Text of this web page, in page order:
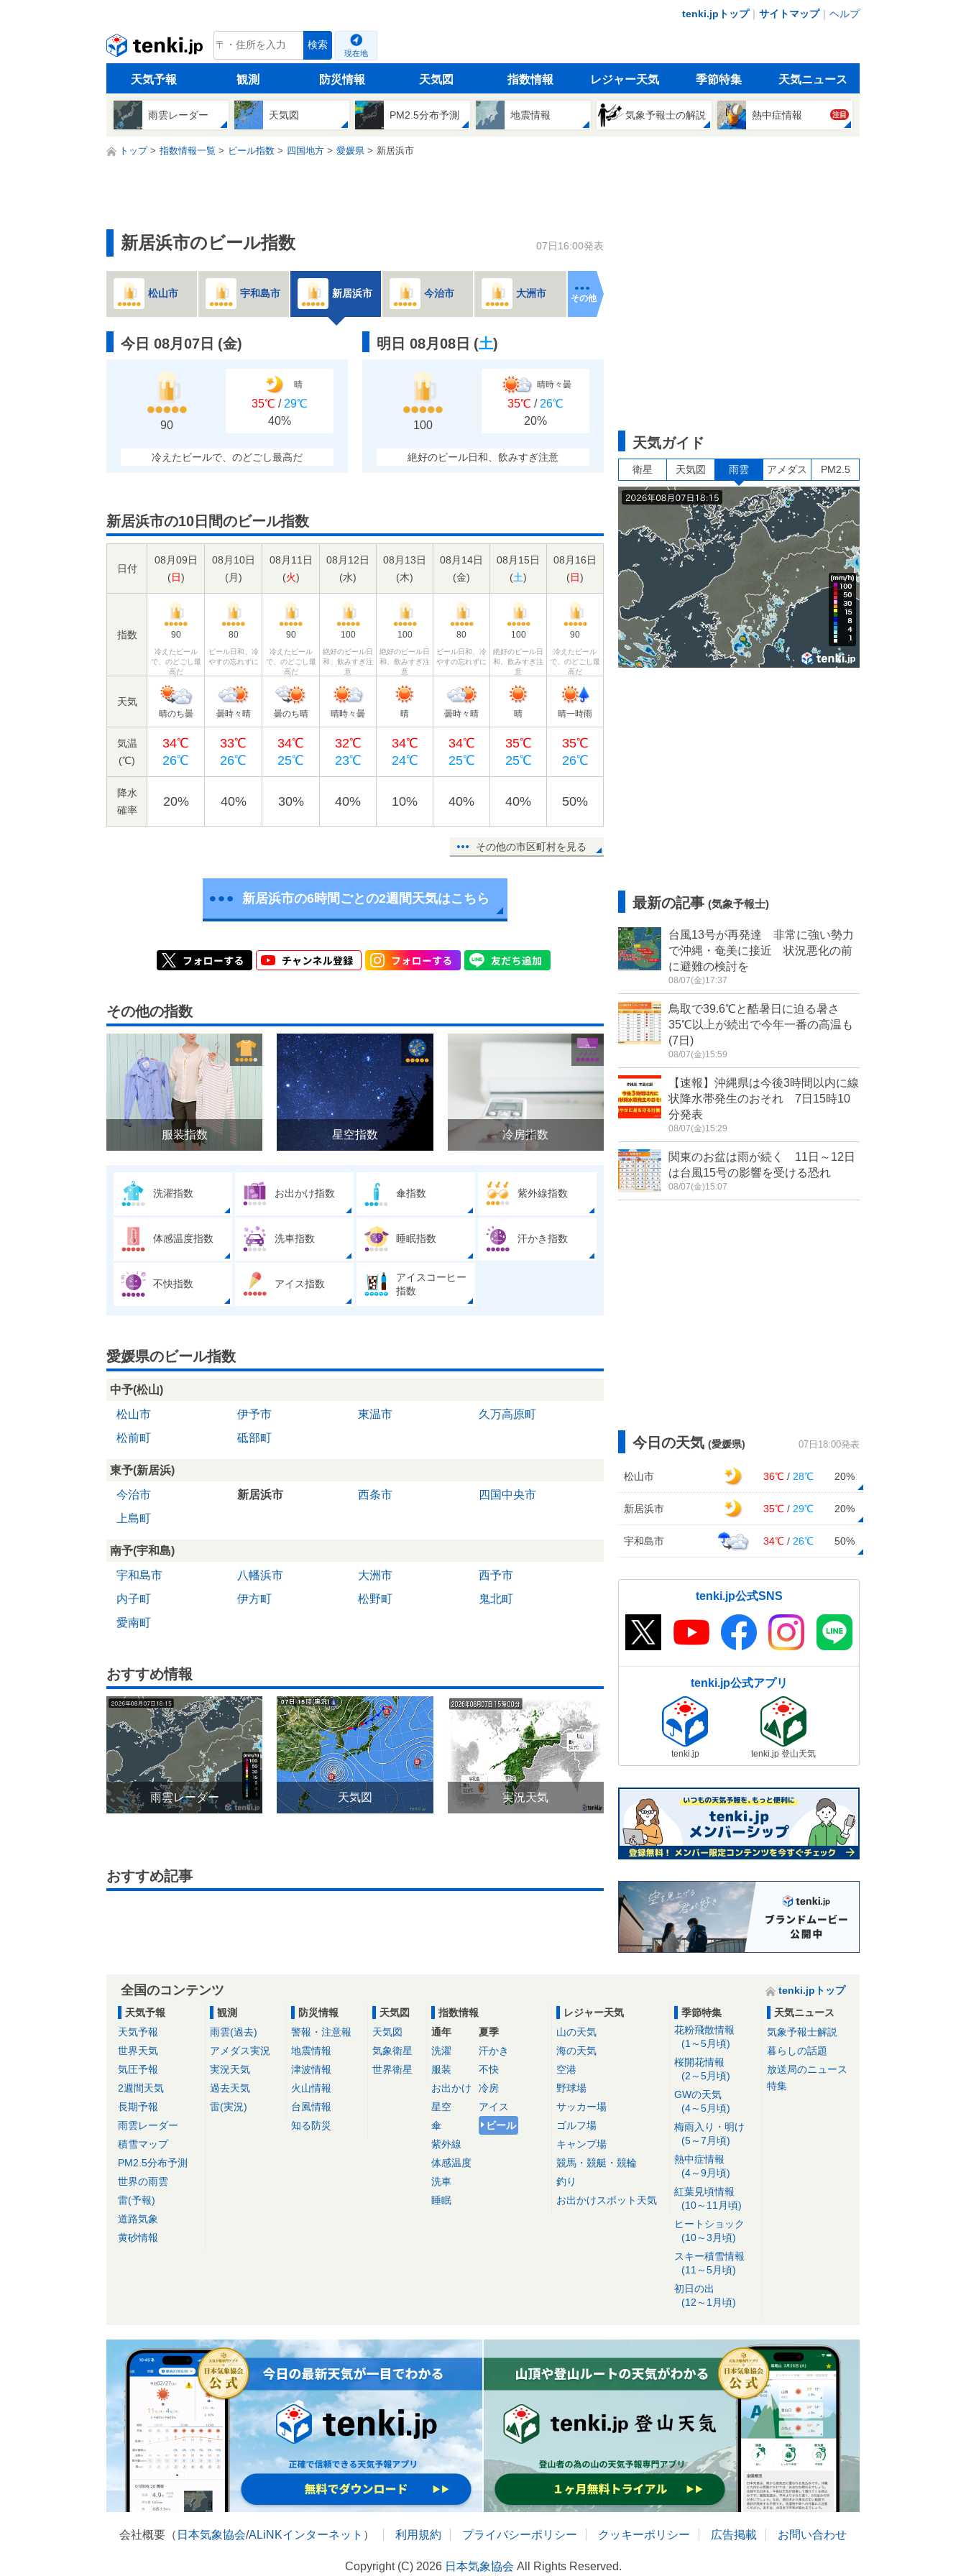
tenki.jpトップ｜ サイトマップ｜ ヘルプ
tenki.jp 検索
現在地
天気予報 観測 防災情報 天気図 指数情報 レジャー天気 季節特集 天気ニュース
雨雲レーダー 天気図 PM2.5分布予測 地震情報 気象予報士の解説 熱中症情報 注目
トップ 指数情報一覧 ビール指数 四国地方 愛媛県 新居浜市
新居浜市のビール指数 07日16:00発表
松山市 宇和島市 新居浜市 今治市 大洲市 その他
今日 08月07日 (金)
90
晴
35℃ / 29℃
40%
冷えたビールで、のどごし最高だ
明日 08月08日 (土)
100
晴時々曇
35℃ / 26℃
20%
絶好のビール日和、飲みすぎ注意
新居浜市の10日間のビール指数
日付
08月09日
(日)
08月10日
(月)
08月11日
(火)
08月12日
(水)
08月13日
(木)
08月14日
(金)
08月15日
(土)
08月16日
(日)
指数 90
冷えたビール
で、のどごし最
高だ
80
ビール日和、冷
やすの忘れずに
90
冷えたビール
で、のどごし最
高だ
100
絶好のビール日
和、飲みすぎ注
意
100
絶好のビール日
和、飲みすぎ注
意
80
ビール日和、冷
やすの忘れずに
100
絶好のビール日
和、飲みすぎ注
意
90
冷えたビール
で、のどごし最
高だ
天気
晴のち曇 曇時々晴 曇のち晴 晴時々曇 晴 曇時々晴 晴 晴一時雨
気温
(℃)
34℃
26℃
33℃
26℃
34℃
25℃
32℃
23℃
34℃
24℃
34℃
25℃
35℃
25℃
35℃
26℃
降水
確率
20% 40% 30% 40% 10% 40% 40% 50%
その他の市区町村を見る
新居浜市の6時間ごとの2週間天気はこちら
その他の指数
服装指数 星空指数 冷房指数
洗濯指数 お出かけ指数 傘指数 紫外線指数
体感温度指数 洗車指数 睡眠指数 汗かき指数
不快指数 アイス指数
アイスコーヒー
指数
愛媛県のビール指数
中予(松山)
松山市
伊予市 東温市
久万高原町
松前町
砥部町
東予(新居浜)
今治市
新居浜市 西条市
四国中央市
上島町
南予(宇和島)
宇和島市
八幡浜市 大洲市
西予市
内子町
伊方町 松野町
鬼北町
愛南町
おすすめ情報
雨雲レーダー 天気図 実況天気
おすすめ記事
天気ガイド
衛星 天気図 雨雲 アメダス PM2.5
最新の記事 (気象予報士)
台風13号が再発達 非常に強い勢力
で沖縄・奄美に接近 状況悪化の前
に避難の検討を
08/07(金)17:37
鳥取で39.6℃と酷暑日に迫る暑さ
35℃以上が続出で今年一番の高温も
(7日)
08/07(金)15:59
【速報】沖縄県は今後3時間以内に線
状降水帯発生のおそれ 7日15時10
分発表
08/07(金)15:29
関東のお盆は雨が続く 11日～12日
は台風15号の影響を受ける恐れ
08/07(金)15:07
今日の天気 (愛媛県) 07日18:00発表
松山市 36℃ / 28℃ 20%
新居浜市 35℃ / 29℃ 20%
宇和島市 34℃ / 26℃ 50%
tenki.jp公式SNS
tenki.jp公式アプリ
tenki.jp tenki.jp 登山天気
全国のコンテンツ
tenki.jpトップ
天気予報
天気予報
世界天気
気圧予報
2週間天気
長期予報
雨雲レーダー
積雪マップ
PM2.5分布予測
世界の雨雲
雷(予報)
道路気象
黄砂情報
観測
雨雲(過去)
アメダス実況
実況天気
過去天気
雷(実況)
防災情報
警報・注意報
地震情報
津波情報
火山情報
台風情報
知る防災
天気図
天気図
気象衛星
世界衛星
指数情報
通年
洗濯
服装
お出かけ
星空
傘
紫外線
体感温度
洗車
睡眠
夏季
汗かき
不快
冷房
アイス
ビール
レジャー天気
山の天気
海の天気
空港
野球場
サッカー場
ゴルフ場
キャンプ場
競馬・競艇・競輪
釣り
お出かけスポット天気
季節特集
花粉飛散情報
(1～5月頃)
桜開花情報
(2～5月頃)
GWの天気
(4～5月頃)
梅雨入り・明け
(5～7月頃)
熱中症情報
(4～9月頃)
紅葉見頃情報
(10～11月頃)
ヒートショック
(10～3月頃)
スキー積雪情報
(11～5月頃)
初日の出
(12～1月頃)
天気ニュース
気象予報士解説
暮らしの話題
放送局のニュース
特集
会社概要（ 日本気象協会/ALiNKインターネット ） 利用規約 プライバシーポリシー クッキーポリシー 広告掲載 お問い合わせ
Copyright (C) 2026 日本気象協会 All Rights Reserved.